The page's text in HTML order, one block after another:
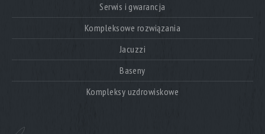
Serwis i gwarancja
Kompleksowe rozwiązania
Jacuzzi
Baseny
Kompleksy uzdrowiskowe